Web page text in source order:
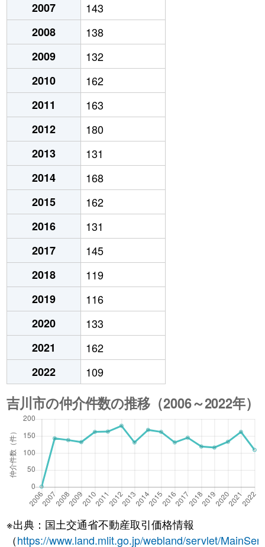
2007
143
2008
138
2009
132
2010
162
2011
163
2012
180
2013
131
2014
168
2015
162
2016
131
2017
145
2018
119
2019
116
2020
133
2021
162
2022
109
※出典：国土交通省不動産取引価格情報
（https://www.land.mlit.go.jp/webland/servlet/